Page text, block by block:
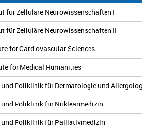
für Zelluläre Neurowissenschaften I
für Zelluläre Neurowissenschaften II
for Cardiovascular Sciences
for Medical Humanities
Poliklinik für Dermatologie und
Poliklinik für Nuklearmedizin
und Poliklinik für Palliativmedizin